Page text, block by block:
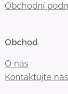
Obchodní
Obchod
O nás
Kontaktujte nás